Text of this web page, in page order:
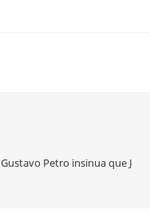
Gustavo Petro insinua que